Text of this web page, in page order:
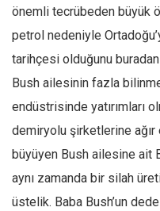
önemli tecrübeden büyük
petrol nedeniyle
tarihçesi olduğunu
Bush ailesinin fazla
endüstrisinde yatırımları
demiryolu şirketlerine
büyüyen Bush ailesine ait
aynı zamanda bir silah
üstelik. Baba Bush’un